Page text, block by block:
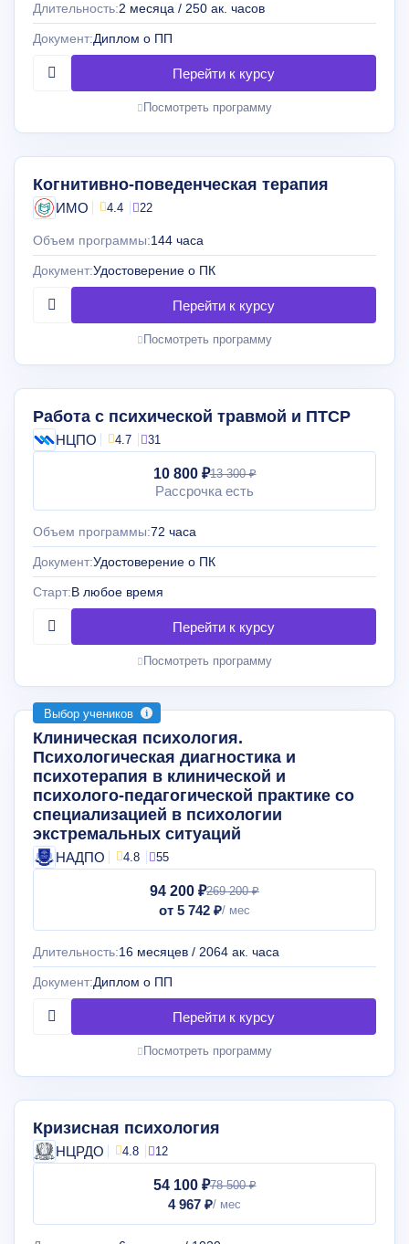
Длительность:2 месяца / 250 ак. часов
Документ:Диплом о ПП
Посмотреть программу
Когнитивно-поведенческая терапия
ИМО 4.4 22
Объем программы:144 часа
Документ:Удостоверение о ПК
Посмотреть программу
Работа с психической травмой и ПТСР
НЦПО 4.7 31
10 800 ₽13 300 ₽
Рассрочка есть
Объем программы:72 часа
Документ:Удостоверение о ПК
Старт:В любое время
Посмотреть программу
Выбор учеников
Клиническая психология.
Психологическая диагностика и
психотерапия в клинической и
психолого-педагогической практике со
специализацией в психологии
экстремальных ситуаций
НАДПО 4.8 55
94 200 ₽269 200 ₽
от 5 742 ₽
Длительность:16 месяцев / 2064 ак. часа
Документ:Диплом о ПП
Посмотреть программу
Кризисная психология
НЦРДО 4.8 12
54 100 ₽78 500 ₽
4 967 ₽